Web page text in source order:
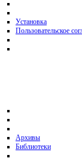
Установка
Пользовательское
Архивы
Библиотеки